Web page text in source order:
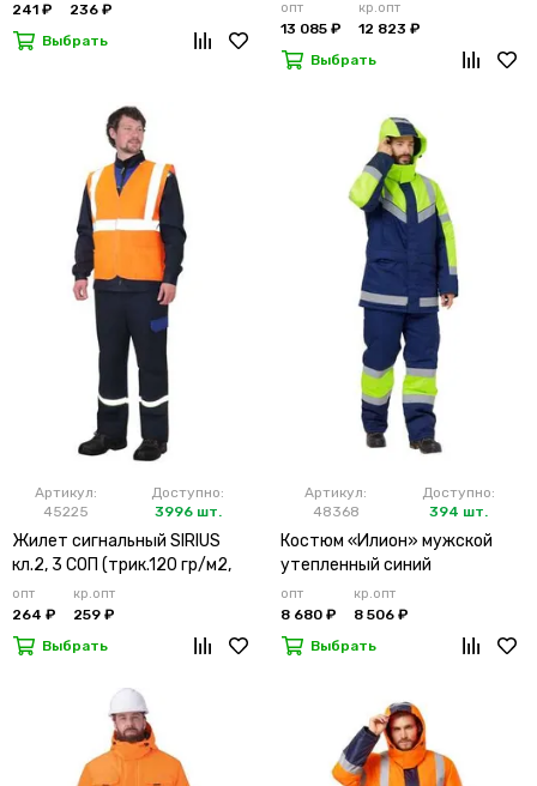
241 ₽
236 ₽
Выбрать
опт
13 085 ₽
кр.опт
12 823 ₽
Выбрать
Артикул:
45225
Доступно:
3996 шт.
Жилет сигнальный SIRIUS
кл.2, 3 СОП (трик.120 гр/м2,
карманы) оранжевый
опт
264 ₽
кр.опт
259 ₽
Выбрать
Артикул:
48368
Доступно:
394 шт.
Костюм «Илион» мужской
утепленный синий
опт
8 680 ₽
кр.опт
8 506 ₽
Выбрать